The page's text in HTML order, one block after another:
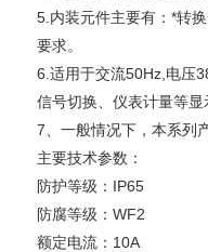
5.内装元件主要有：*转
要求。
6.适用于交流50Hz,电压
信号切换、仪表计量等显
7、一般情况下，本系列
主要技术参数：
防护等级：IP65
防腐等级：WF2
额定电流：10A